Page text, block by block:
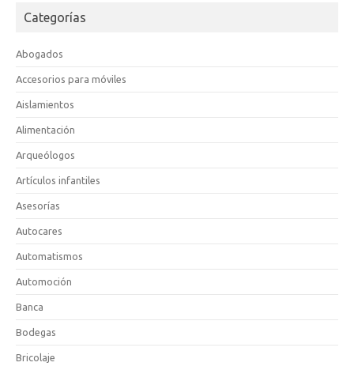
Categorías
Abogados
Accesorios para móviles
Aislamientos
Alimentación
Arqueólogos
Artículos infantiles
Asesorías
Autocares
Automatismos
Automoción
Banca
Bodegas
Bricolaje